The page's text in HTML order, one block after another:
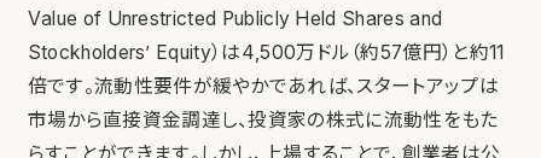
Value of Unrestricted Publicly Held Shares and
Stockholders’ Equity）は4,500万ドル（約57億円）と約11
倍です。流動性要件が緩やかであれば、スタートアップは
市場から直接資金調達し、投資家の株式に流動性をもた